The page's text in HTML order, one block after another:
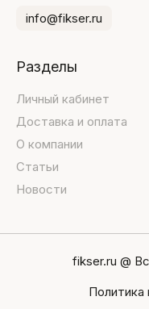
info@fikser.ru
Разделы
Личный кабинет
Доставка и оплата
О компании
Статьи
Новости
fikser.ru @
Политика